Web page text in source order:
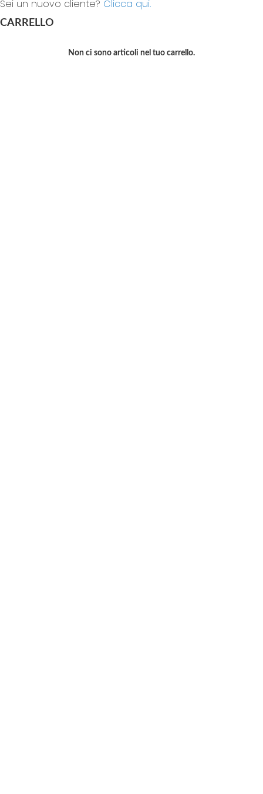
Sei un nuovo cliente? Clicca qui.
CARRELLO
Non ci sono articoli nel tuo carrello.